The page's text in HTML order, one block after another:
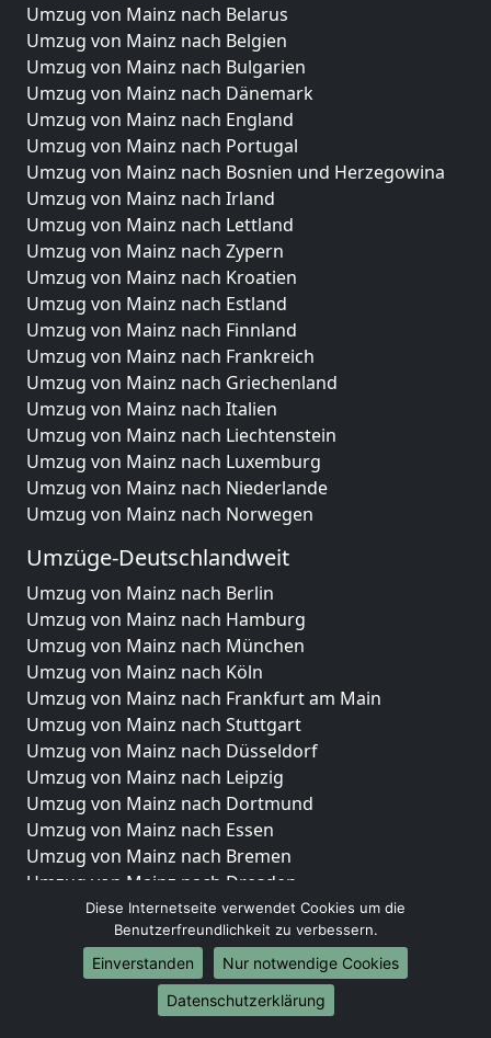
Umzug von Mainz nach Belarus
Umzug von Mainz nach Belgien
Umzug von Mainz nach Bulgarien
Umzug von Mainz nach Dänemark
Umzug von Mainz nach England
Umzug von Mainz nach Portugal
Umzug von Mainz nach Bosnien und Herzegowina
Umzug von Mainz nach Irland
Umzug von Mainz nach Lettland
Umzug von Mainz nach Zypern
Umzug von Mainz nach Kroatien
Umzug von Mainz nach Estland
Umzug von Mainz nach Finnland
Umzug von Mainz nach Frankreich
Umzug von Mainz nach Griechenland
Umzug von Mainz nach Italien
Umzug von Mainz nach Liechtenstein
Umzug von Mainz nach Luxemburg
Umzug von Mainz nach Niederlande
Umzug von Mainz nach Norwegen
Umzüge-Deutschlandweit
Umzug von Mainz nach Berlin
Umzug von Mainz nach Hamburg
Umzug von Mainz nach München
Umzug von Mainz nach Köln
Umzug von Mainz nach Frankfurt am Main
Umzug von Mainz nach Stuttgart
Umzug von Mainz nach Düsseldorf
Umzug von Mainz nach Leipzig
Umzug von Mainz nach Dortmund
Umzug von Mainz nach Essen
Umzug von Mainz nach Bremen
Umzug von Mainz nach Dresden
Umzug von Mainz nach Hannover
Umzug von Mainz nach Nürnberg
Umzug von Mainz nach Duisburg
Umzug von Mainz nach Bochum
Umzug von Mainz nach Wuppertal
Diese Internetseite verwendet Cookies um die
Benutzerfreundlichkeit zu verbessern.
Einverstanden
Nur notwendige Cookies
Datenschutzerklärung